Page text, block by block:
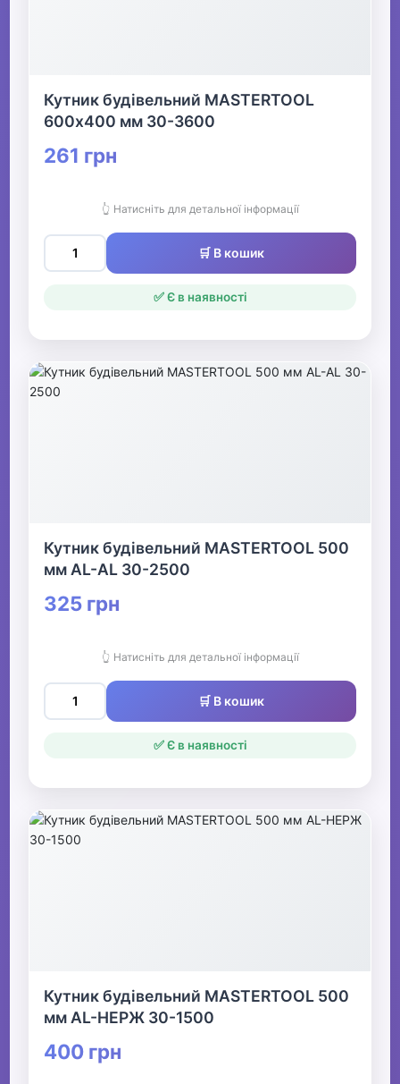
Кутник будівельний MASTERTOOL
600х400 мм 30-3600
261 грн
👆 Натисніть для детальної інформації
🛒 В кошик
✅ Є в наявності
Кутник будівельний MASTERTOOL 500
мм AL-AL 30-2500
325 грн
👆 Натисніть для детальної інформації
🛒 В кошик
✅ Є в наявності
Кутник будівельний MASTERTOOL 500
мм AL-НЕРЖ 30-1500
400 грн